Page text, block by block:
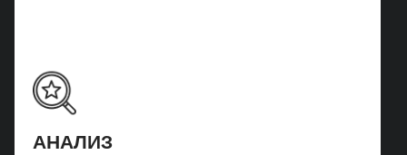
АНАЛИЗ